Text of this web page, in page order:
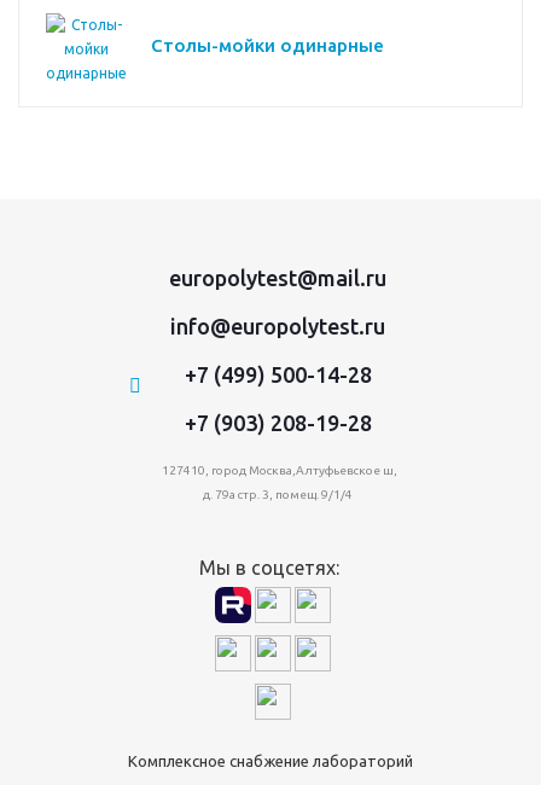
Столы-мойки одинарные
europolytest@mail.ru
info@europolytest.ru
+7 (499) 500-14-28
+7 (903) 208-19-28
127410, город Москва,Алтуфьевское ш,
д. 79а стр. 3, помещ. 9/1/4
Мы в соцсетях:
Комплексное снабжение лабораторий